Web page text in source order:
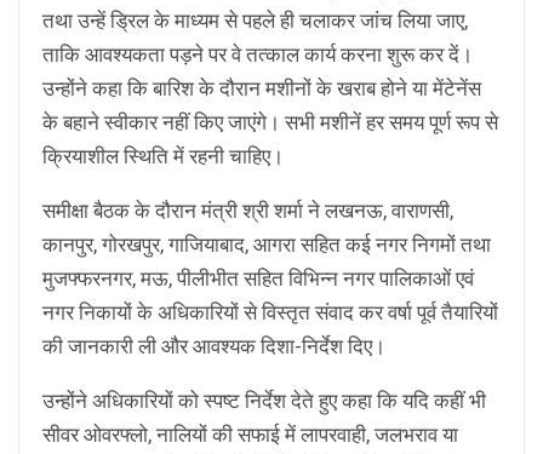
तथा उन्हें ड्रिल के माध्यम से पहले ही चलाकर जांच लिया जाए,
ताकि आवश्यकता पड़ने पर वे तत्काल कार्य करना शुरू कर दें।
उन्होंने कहा कि बारिश के दौरान मशीनों के खराब होने या मेंटेनेंस
के बहाने स्वीकार नहीं किए जाएंगे। सभी मशीनें हर समय पूर्ण रूप से
क्रियाशील स्थिति में रहनी चाहिए।
समीक्षा बैठक के दौरान मंत्री श्री शर्मा ने लखनऊ, वाराणसी,
कानपुर, गोरखपुर, गाजियाबाद, आगरा सहित कई नगर निगमों तथा
मुजफ्फरनगर, मऊ, पीलीभीत सहित विभिन्न नगर पालिकाओं एवं
नगर निकायों के अधिकारियों से विस्तृत संवाद कर वर्षा पूर्व तैयारियों
की जानकारी ली और आवश्यक दिशा-निर्देश दिए।
उन्होंने अधिकारियों को स्पष्ट निर्देश देते हुए कहा कि यदि कहीं भी
सीवर ओवरफ्लो, नालियों की सफाई में लापरवाही, जलभराव या